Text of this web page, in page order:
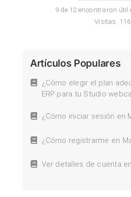
9 de 12 encontraron útil
Visitas: 116
Artículos Populares
¿Cómo elegir el plan
ERP para tu Studio
¿Cómo iniciar sesión en
¿Cómo registrarme en
Ver detalles de cuenta en